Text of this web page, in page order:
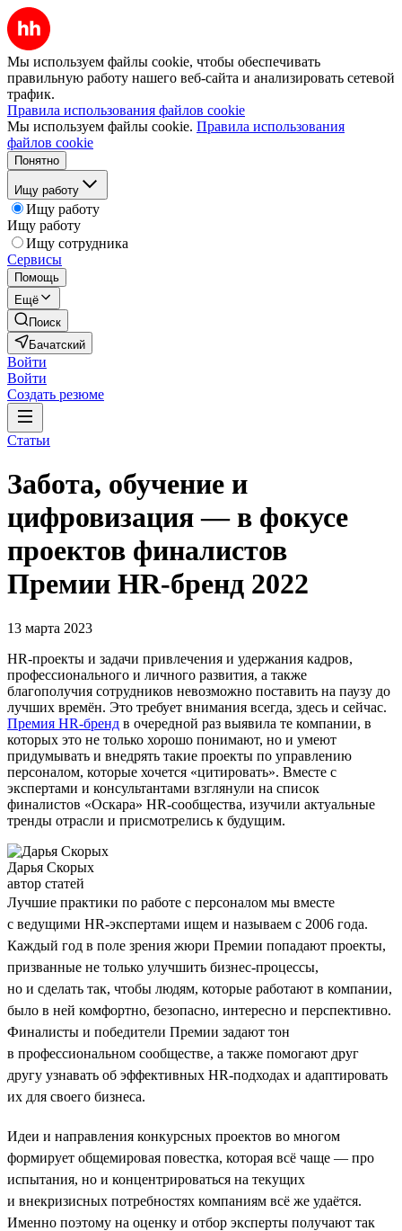
Мы используем файлы cookie, чтобы обеспечивать
правильную работу нашего веб-сайта и анализировать сетевой
трафик.
Правила использования файлов cookie
Мы используем файлы cookie. Правила использования
файлов cookie
Понятно
Ищу работу
Ищу работу
Ищу работу
Ищу сотрудника
Сервисы
Помощь
Ещё
Поиск
Бачатский
Войти
Войти
Создать резюме
Статьи
Забота, обучение и
цифровизация — в фокусе
проектов финалистов
Премии HR-бренд 2022
13 марта 2023
HR-проекты и задачи привлечения и удержания кадров,
профессионального и личного развития, а также
благополучия сотрудников невозможно поставить на паузу до
лучших времён. Это требует внимания всегда, здесь и сейчас.
Премия HR-бренд в очередной раз выявила те компании, в
которых это не только хорошо понимают, но и умеют
придумывать и внедрять такие проекты по управлению
персоналом, которые хочется «цитировать». Вместе с
экспертами и консультантами взглянули на список
финалистов «Оскара» HR-сообщества, изучили актуальные
тренды отрасли и присмотрелись к будущим.
Дарья Скорых
автор статей
Лучшие практики по работе с персоналом мы вместе
с ведущими HR-экспертами ищем и называем с 2006 года.
Каждый год в поле зрения жюри Премии попадают проекты,
призванные не только улучшить бизнес-процессы,
но и сделать так, чтобы людям, которые работают в компании,
было в ней комфортно, безопасно, интересно и перспективно.
Финалисты и победители Премии задают тон
в профессиональном сообществе, а также помогают друг
другу узнавать об эффективных HR-подходах и адаптировать
их для своего бизнеса.
Идеи и направления конкурсных проектов во многом
формирует общемировая повестка, которая всё чаще — про
испытания, но и концентрироваться на текущих
и внекризисных потребностях компаниям всё же удаётся.
Именно поэтому на оценку и отбор эксперты получают так